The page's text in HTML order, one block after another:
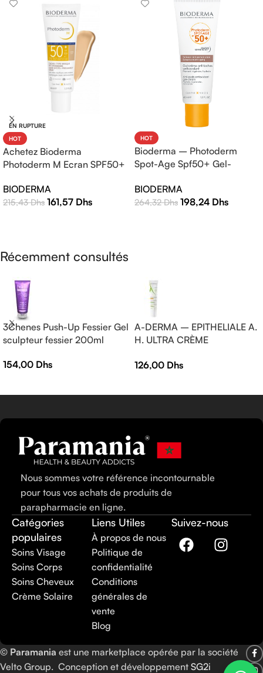
EN RUPTURE
HOT
Achetez Bioderma
Photoderm M Ecran SPF50+
Protection Solaire Haute
Efficacité
BIODERMA
215,43Dhs 161,57 Dhs
HOT
Bioderma – Photoderm
Spot-Age Spf50+ Gel-
BIODERMA
264,32Dhs 198,24 Dhs
Récemment consultés
3Chenes Push-Up Fessier Gel
sculpteur fessier 200ml
154,00 Dhs
A-DERMA – EPITHELIALE A.
H. ULTRA CRÈME
— Crème réparatrice —
126,00 Dhs
Nous sommes votre référence incontournable
pour tous vos achats de produits de
parapharmacie en ligne.
Catégories
populaires
Soins Visage
Soins Corps
Soins Cheveux
Crème Solaire
Liens Utiles
À propos de nous
Politique de
confidentialité
Conditions
générales de
vente
Blog
Suivez-nous
© Paramania est une marketplace opérée par la société
Velto Group. Conception et développement SG2i